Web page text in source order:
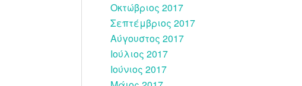
Οκτώβριος 2017
Σεπτέμβριος 2017
Αύγουστος 2017
Ιούλιος 2017
Ιούνιος 2017